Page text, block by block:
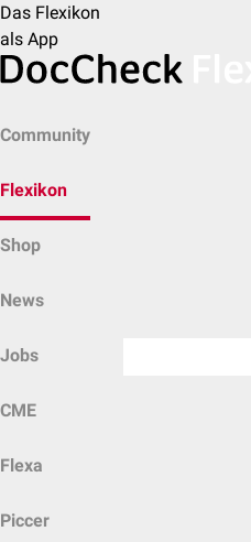
Das Flexikon
als App
Community
Flexikon
Shop
News
Jobs
CME
Flexa
Piccer